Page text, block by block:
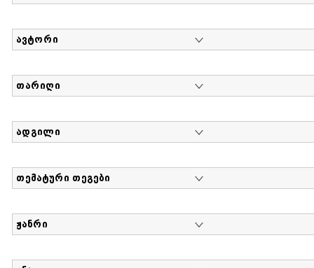
ავტორი
თარიღი
ადგილი
თემატური თეგები
ჟანრი